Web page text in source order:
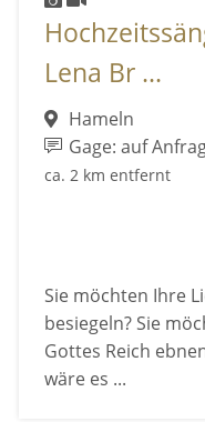
Lena Br ...
Hameln
Gage: auf
ca. 2 km entfernt
Sie möchten Ihre
besiegeln? Sie
Gottes Reich
wäre es ...